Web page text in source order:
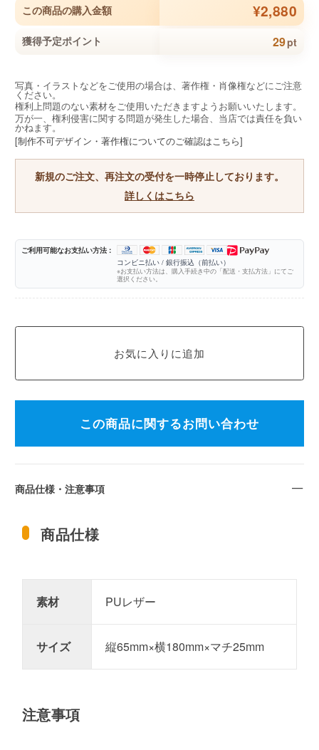
この商品の購入金額 ¥2,880
獲得予定ポイント 29pt
写真・イラストなどをご使用の場合は、著作権・肖像権などにご注意
ください。
権利上問題のない素材をご使用いただきますようお願いいたします。
万が一、権利侵害に関する問題が発生した場合、当店では責任を負い
かねます。
[制作不可デザイン・著作権についてのご確認はこちら]
新規のご注文、再注文の受付を一時停止しております。
詳しくはこちら
ご利用可能なお支払い方法 :
コンビニ払い / 銀行振込（前払い）
※お支払い方法は、購入手続き中の「配送・支払方法」にてご
選択ください。
この商品に関するお問い合わせ
商品仕様・注意事項
商品仕様
素材 PUレザー
サイズ 縦65mm×横180mm×マチ25mm
注意事項